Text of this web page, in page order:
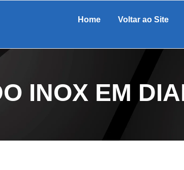
Home Voltar ao Site
INOX EM